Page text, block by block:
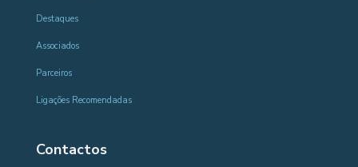
Destaques
Associados
Parceiros
Ligações Recomendadas
Contactos